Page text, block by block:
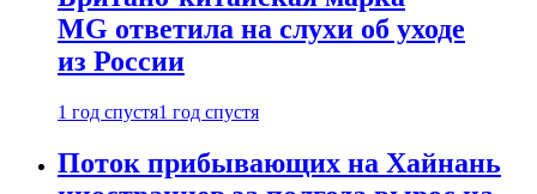
MG ответила на слухи об уходе
из России
1 год спустя1 год спустя
Поток прибывающих на Хайнань